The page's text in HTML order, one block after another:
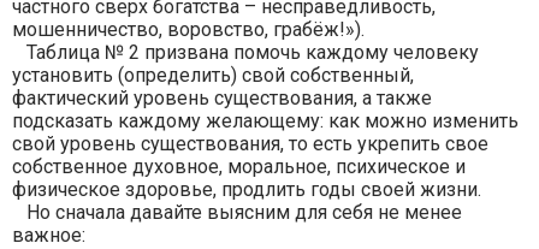
частного сверх богатства – несправедливость,
мошенничество, воровство, грабёж!»).
Таблица № 2 призвана помочь каждому человеку
установить (определить) свой собственный,
фактический уровень существования, а также
подсказать каждому желающему: как можно изменить
свой уровень существования, то есть укрепить свое
собственное духовное, моральное, психическое и
физическое здоровье, продлить годы своей жизни.
Но сначала давайте выясним для себя не менее
важное: